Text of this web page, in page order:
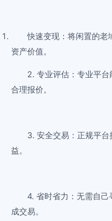
快速变现：将闲置的老
资产价值。
2. 专业评估：专业平
合理报价。
3. 安全交易：正规平
益。
4. 省时省力：无需自
成交易。